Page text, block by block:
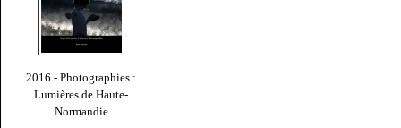
2016 - Photographies :
Lumières de Haute-
Normandie